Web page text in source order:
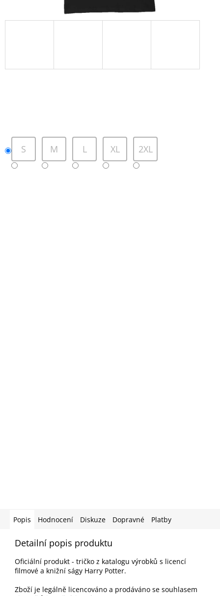
S M L XL 2XL
Popis Hodnocení Diskuze Dopravné Platby
Detailní popis produktu
Oficiální produkt - tričko z katalogu výrobků s licencí
filmové a knižní ságy Harry Potter.
Zboží je legálně licencováno a prodáváno se souhlasem